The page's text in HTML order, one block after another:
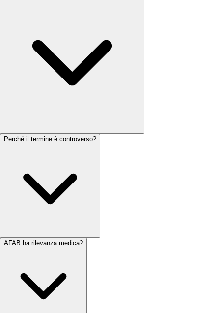
Perché il termine è controverso?
AFAB ha rilevanza medica?